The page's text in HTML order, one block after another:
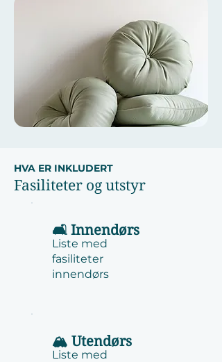
HVA ER INKLUDERT
Fasiliteter og utstyr
🛋️ Innendørs
Liste med
fasiliteter
innendørs
🏔️ Utendørs
Liste med